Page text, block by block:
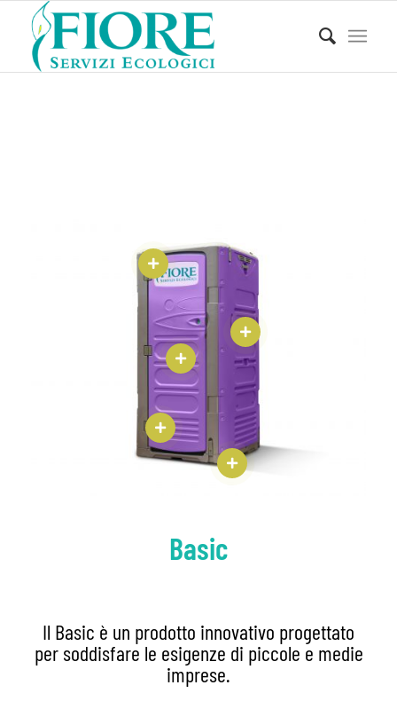
Basic
Il Basic è un prodotto innovativo progettato
per soddisfare le esigenze di piccole e medie
imprese.